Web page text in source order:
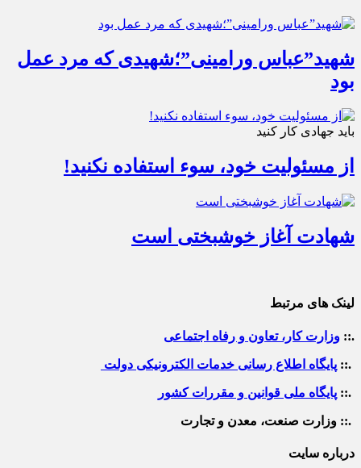
شهید”عباس ورامینی”؛شهیدی که مرد عمل
بود
باید جهادی کار کنید
از مسئولیت خود، سوء استفاده نکنید!
شهادت آغاز خوشبختی است
لینک های مرتبط
.:: وزارت کار، تعاون و رفاه اجتماعی
.:: پایگاه اطلاع رسانی خدمات الکترونیکی دولت
.:: پایگاه ملی قوانین و مقررات کشور
.:: وزارت صنعت، معدن و تجارت
درباره سایت